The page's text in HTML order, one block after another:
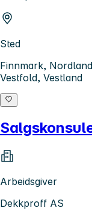
Sted
Finnmark,
Vestfold, Vestland
Arbeidsgiver
Dekkproff AS